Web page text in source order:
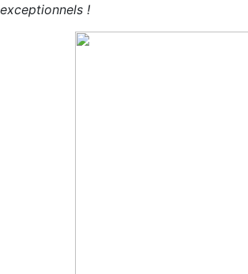
exceptionnels !